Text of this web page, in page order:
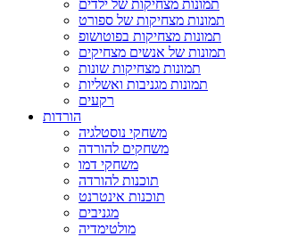
תמונות מצחיקות של ילדים
תמונות מצחיקות של ספורט
תמונות מצחיקות בפוטושופ
תמונות של אנשים מצחיקים
תמונות מצחיקות שונות
תמונות מגניבות ואשליות
רקעים
הורדות
משחקי נוסטלגיה
משחקים להורדה
משחקי דמו
תוכנות להורדה
תוכנות אינטרנט
מגניבים
מולטימדיה